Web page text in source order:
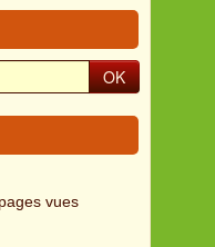
OK
pages vues